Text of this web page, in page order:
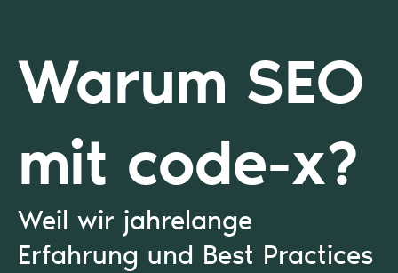
Warum SEO
mit code-x?
Weil wir jahrelange
Erfahrung und Best Practices